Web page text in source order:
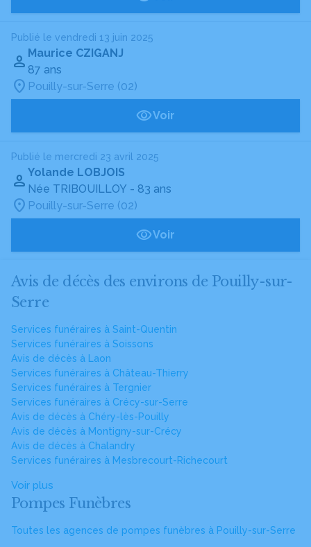
Publié le vendredi 13 juin 2025
Maurice CZIGANJ
87 ans
Pouilly-sur-Serre (02)
Voir
Publié le mercredi 23 avril 2025
Yolande LOBJOIS
Née TRIBOUILLOY - 83 ans
Pouilly-sur-Serre (02)
Voir
Avis de décès des environs de Pouilly-sur-
Serre
Services funéraires à Saint-Quentin
Services funéraires à Soissons
Avis de décès à Laon
Services funéraires à Château-Thierry
Services funéraires à Tergnier
Services funéraires à Crécy-sur-Serre
Avis de décès à Chéry-lès-Pouilly
Avis de décès à Montigny-sur-Crécy
Avis de décès à Chalandry
Services funéraires à Mesbrecourt-Richecourt
Voir plus
Pompes Funèbres
Toutes les agences de pompes funèbres à Pouilly-sur-Serre